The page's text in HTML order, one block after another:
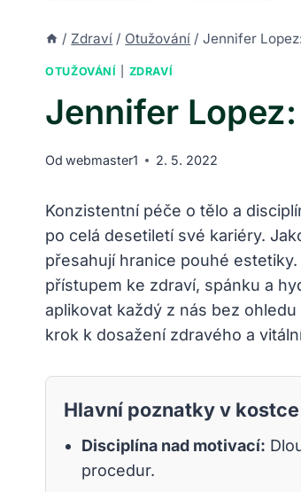
/ Zdraví / Otužování / Jennifer
OTUŽOVÁNÍ ZDRAVÍ
Jennifer
Od webmaster1 2. 5. 2022
Konzistentní péče o tělo a
po celá desetiletí své kariéry.
přesahují hranice pouhé
přístupem ke zdraví, spánku a
aplikovat každý z nás bez
krok k dosažení zdravého a
Hlavní poznatky v kostce
Disciplína nad motivací:
procedur.